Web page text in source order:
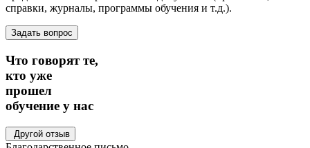
справки, журналы, программы обучения и т.д.).
Задать вопрос
Что говорят те,
кто уже
прошел
обучение у нас
Другой отзыв